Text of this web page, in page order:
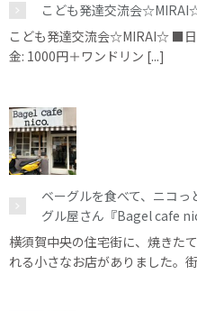
こども発達交流会
こども発達交流会☆MIRAI☆ ■
金: 1000円＋ワンドリン [...]
ベーグルを食べて、ニコ
グル屋さん『Bagel cafe
横須賀中央の住宅街に、焼きた
れる小さなお店がありました。